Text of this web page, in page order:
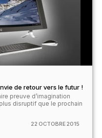
de retour vers le futur !
preuve d’imagination
disruptif que le prochain
22 OCTOBRE 2015